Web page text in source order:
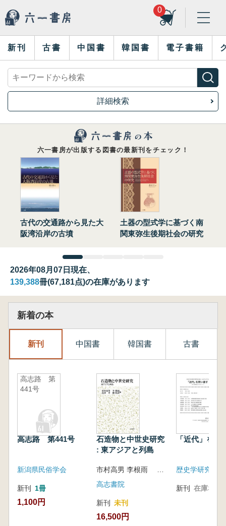
0
新刊 古書 中国書 韓国書 電子書籍
詳細検索
六一書房が出版する図書の最新刊をチェック！
古代の交通路から見た大
阪湾沿岸の古墳
土器の型式学に基づく南
関東弥生後期社会の研究
2026年08月07日現在、
139,388冊(67,181点)の在庫があります
新着の本
新刊 中国書 韓国書 古書
高志路 第
441号
高志路 第441号
新潟県民俗学会
新刊 1冊
1,100円
石造物と中世史研究
: 東アジアと列島
高志書院
新刊 未刊
16,500円
「近代」を問
歴史学研究会
新刊 在庫なし